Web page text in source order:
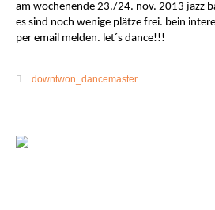
am wochenende 23./24. nov. 2013 jazz
es sind noch wenige plätze frei. bein
per email melden. let´s dance!!!
downtwon_dancemaster